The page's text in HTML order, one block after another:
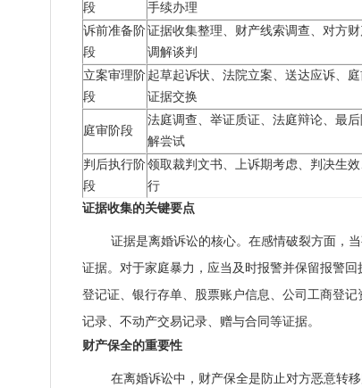
段
手续办理
诉前准备阶
段
证据收集整理、财产线索调查、对方财
调解谈判
立案审理阶
段
起草起诉状、法院立案、送达应诉、庭
证据交换
庭审阶段
法庭调查、举证质证、法庭辩论、最后
解尝试
判后执行阶
段
领取裁判文书、上诉期考虑、判决生
行
证据收集的关键要点
证据是离婚诉讼的核心。在感情破裂方面，
证据。对于家庭暴力，应当及时报警并保留报警
登记证、银行存单、股票账户信息、公司工商登
记录、不动产交易记录、赠与合同等证据。
财产保全的重要性
在离婚诉讼中，财产保全是防止对方恶意转